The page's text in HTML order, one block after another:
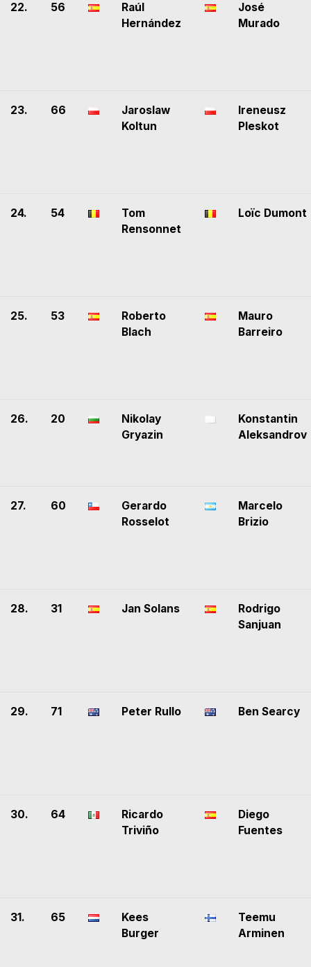
22. 56
Raúl
Hernández
José
Murado
23. 66
Jaroslaw
Koltun
Ireneusz
Pleskot
24. 54
Tom
Rensonnet
Loïc Dumont
25. 53
Roberto
Blach
Mauro
Barreiro
26. 20
Nikolay
Gryazin
Konstantin
Aleksandrov
27. 60
Gerardo
Rosselot
Marcelo
Brizio
28. 31 Jan Solans
Rodrigo
Sanjuan
29. 71 Peter Rullo Ben Searcy
30. 64
Ricardo
Triviño
Diego
Fuentes
31. 65
Kees
Burger
Teemu
Arminen